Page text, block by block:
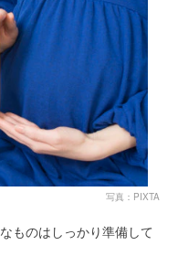
写真：PIXTA
ものはしっかり準備して